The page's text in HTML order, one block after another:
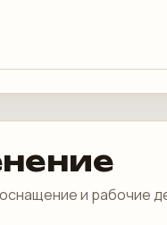
и рабочие